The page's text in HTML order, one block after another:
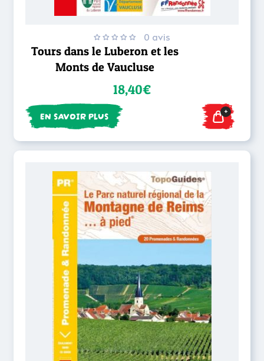
0 avis
Tours dans le Luberon et les
Monts de Vaucluse
18,40€
EN SAVOIR PLUS +